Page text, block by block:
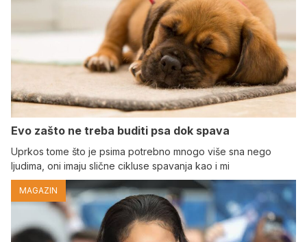
Evo zašto ne treba buditi psa dok spava
Uprkos tome što je psima potrebno mnogo više sna nego
ljudima, oni imaju slične cikluse spavanja kao i mi
MAGAZIN